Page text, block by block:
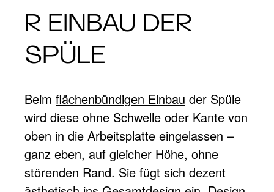
R EINBAU DER
SPÜLE
Beim flächenbündigen Einbau der Spüle
wird diese ohne Schwelle oder Kante von
oben in die Arbeitsplatte eingelassen –
ganz eben, auf gleicher Höhe, ohne
störenden Rand. Sie fügt sich dezent